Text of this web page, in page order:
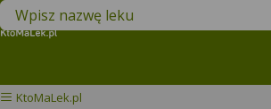
Znajdź lek w swojej okolicy
KtoMaLek.pl